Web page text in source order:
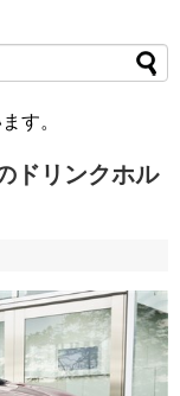
す。
ドリンクホル